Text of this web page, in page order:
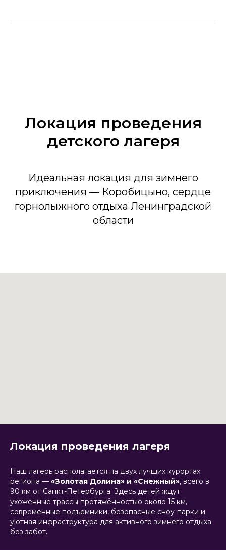
Локация проведения
детского лагеря
Идеальная локация для зимнего
приключения — Коробицыно, сердце
горнолыжного отдыха Ленинградской
области
Локация проведения лагеря
Наш лагерь располагается на двух лучших курортах
региона — «Золотая Долина» и «Снежный», всего в
90 км от Санкт-Петербурга. Здесь детей ждут
ухоженные трассы протяжённостью около 15 км,
современные подъёмники, безопасные сноу-парки и
уютная инфраструктура для активного зимнего отдыха
без забот.